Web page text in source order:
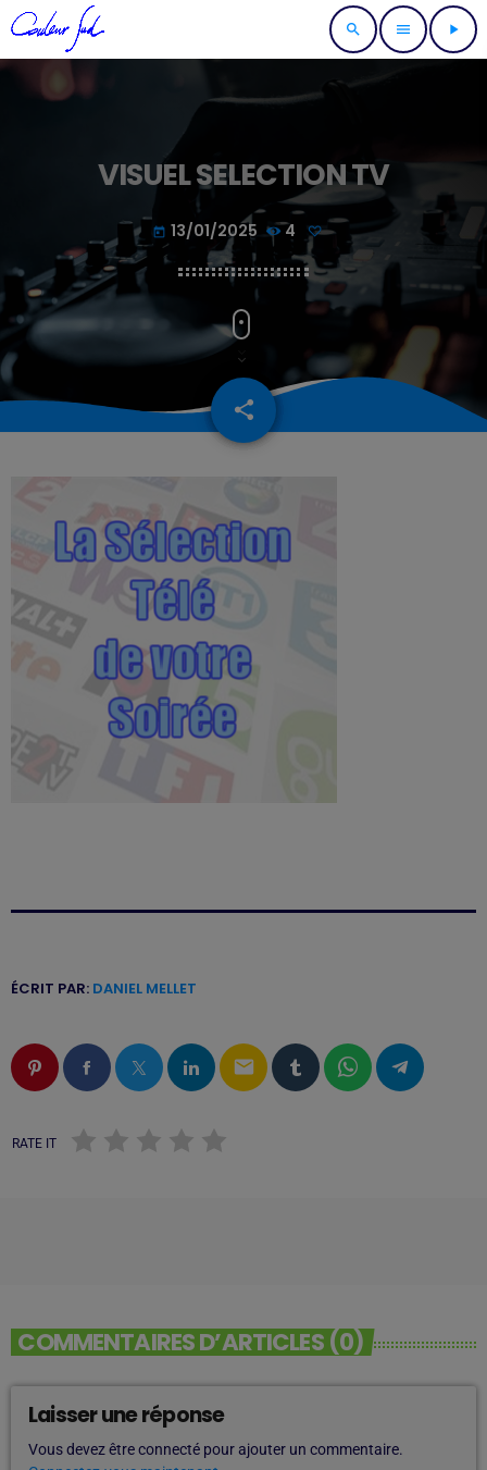
search menu play_arrow
VISUEL SELECTION TV
today 13/01/2025 4
share
email
ÉCRIT PAR: DANIEL MELLET
email
RATE IT
COMMENTAIRES D’ARTICLES (0)
Laisser une réponse
Vous devez être connecté pour ajouter un commentaire.